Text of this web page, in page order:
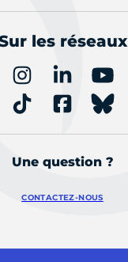
les réseaux
Une question ?
CONTACTEZ-NOUS